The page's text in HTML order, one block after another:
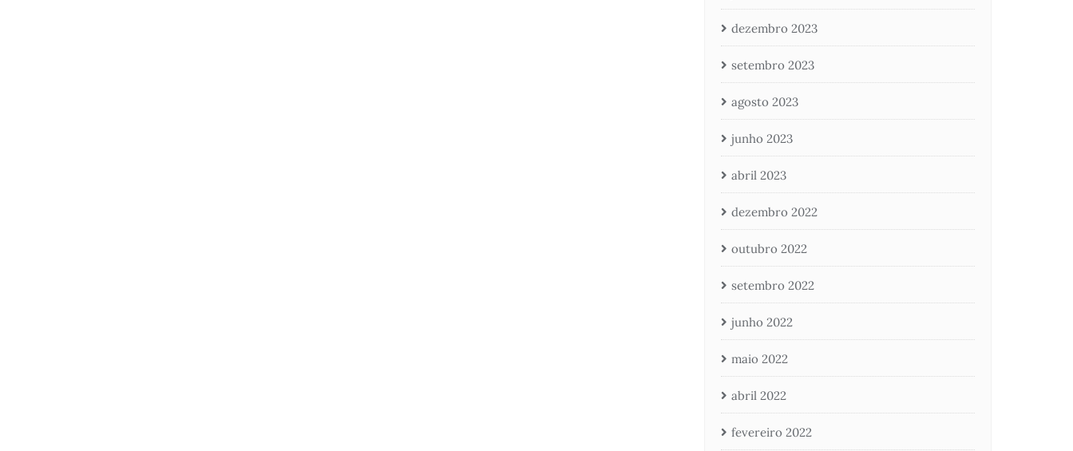
dezembro 2023
setembro 2023
agosto 2023
junho 2023
abril 2023
dezembro 2022
outubro 2022
setembro 2022
junho 2022
maio 2022
abril 2022
fevereiro 2022